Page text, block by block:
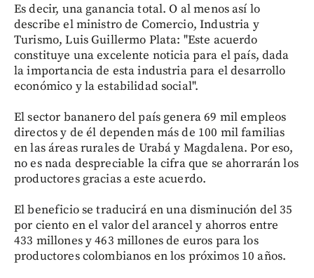
Es decir, una ganancia total. O al menos así lo
describe el ministro de Comercio, Industria y
Turismo, Luis Guillermo Plata: "Este acuerdo
constituye una excelente noticia para el país, dada
la importancia de esta industria para el desarrollo
económico y la estabilidad social".
El sector bananero del país genera 69 mil empleos
directos y de él dependen más de 100 mil familias
en las áreas rurales de Urabá y Magdalena. Por eso,
no es nada despreciable la cifra que se ahorrarán los
productores gracias a este acuerdo.
El beneficio se traducirá en una disminución del 35
por ciento en el valor del arancel y ahorros entre
433 millones y 463 millones de euros para los
productores colombianos en los próximos 10 años.